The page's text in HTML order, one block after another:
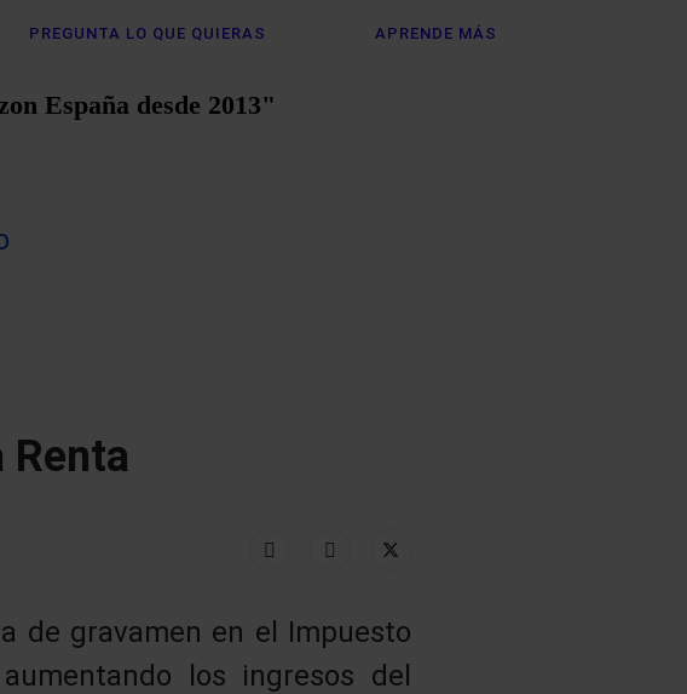
PREGUNTA LO QUE QUIERAS APRENDE MÁS
España desde 2013"
Renta
de gravamen en el Impuesto
los ingresos del